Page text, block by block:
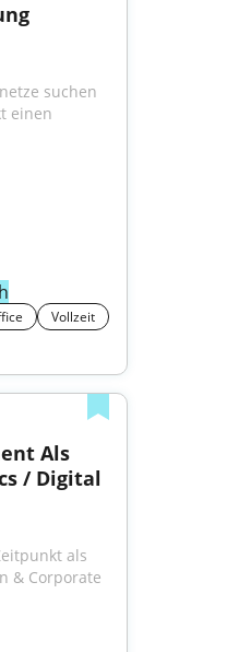
suchen
Vollzeit
Student Medienmanagement Als
/ Digital
& Corporate